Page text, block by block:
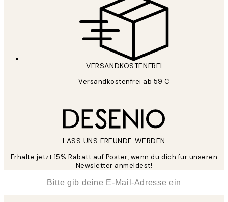
VERSANDKOSTENFREI
Versandkostenfrei ab 59 €
LASS UNS FREUNDE WERDEN
Erhalte jetzt 15% Rabatt auf Poster, wenn du dich für unseren
Newsletter anmeldest!